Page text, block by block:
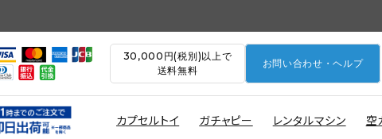
30,000円(税別)以上で
送料無料
お問い合わせ・ヘルプ
カプセルトイ ガチャピー レンタルマシン 空